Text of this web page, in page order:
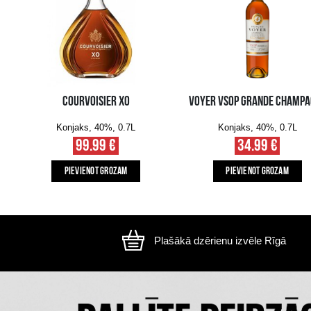
Attēls ir ilustratīvs, preces izskats var
CITI MŪSU KLIENTI IZVĒLAS